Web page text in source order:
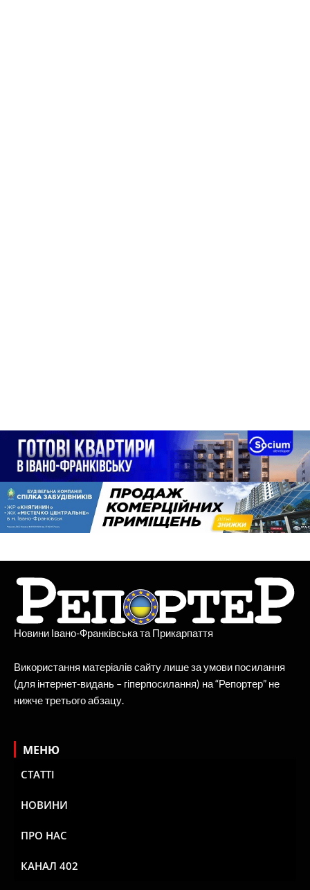
Новини Івано-Франківська та Прикарпаття
Використання матеріалів сайту лише за умови посилання
(для інтернет-видань – гіперпосилання) на “Репортер” не
нижче третього абзацу.
МЕНЮ
СТАТТІ
НОВИНИ
ПРО НАС
КАНАЛ 402